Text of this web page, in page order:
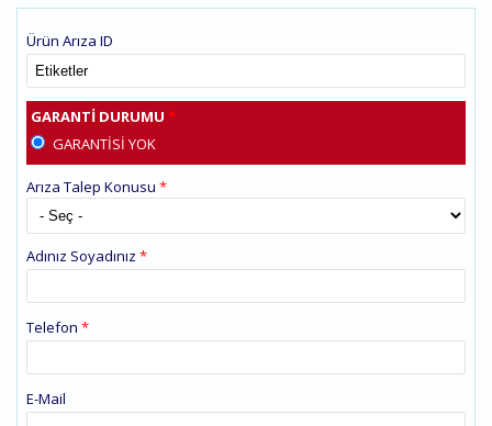
Ürün Arıza ID
GARANTI DURUMU*
GARANTISI YOK
Arıza Talep Konusu*
Adınız Soyadınız*
Telefon*
E-Mail